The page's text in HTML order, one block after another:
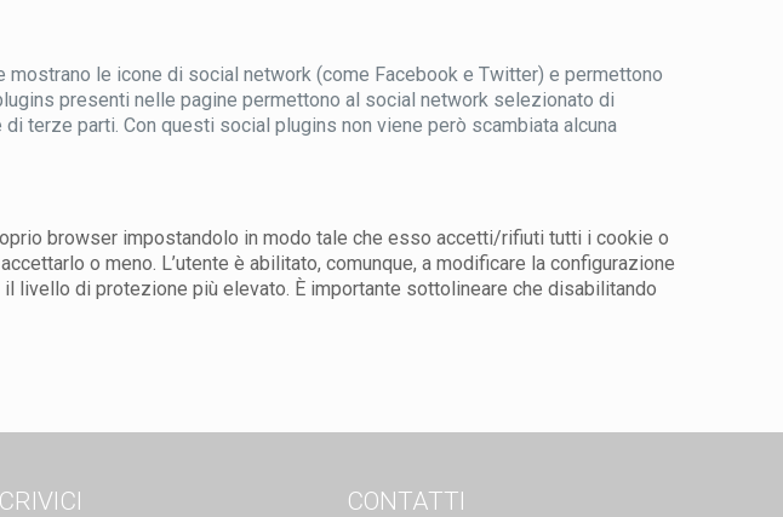
le icone di social network (come Facebook e Twitter) e permettono
presenti nelle pagine permettono al social network selezionato di
terze parti. Con questi social plugins non viene però scambiata alcuna
browser impostandolo in modo tale che esso accetti/rifiuti tutti i cookie o
o meno. L’utente è abilitato, comunque, a modificare la configurazione
di protezione più elevato. È importante sottolineare che disabilitando
CONTATTI